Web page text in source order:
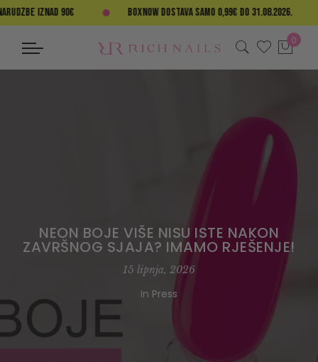
IZNAD 90€ BOXNOW DOSTAVA SAMO 0,99€ DO 31.08.2026.
0
NEON BOJE VIŠE NISU ISTE NAKON
ZAVRŠNOG SJAJA? IMAMO RJEŠENJE!
15 lipnja, 2026
In Press